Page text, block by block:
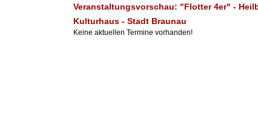
Veranstaltungsvorschau: "Flotter 4er" -
Kulturhaus - Stadt Braunau
Keine aktuellen Termine vorhanden!